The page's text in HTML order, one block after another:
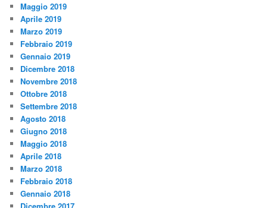
Maggio 2019
Aprile 2019
Marzo 2019
Febbraio 2019
Gennaio 2019
Dicembre 2018
Novembre 2018
Ottobre 2018
Settembre 2018
Agosto 2018
Giugno 2018
Maggio 2018
Aprile 2018
Marzo 2018
Febbraio 2018
Gennaio 2018